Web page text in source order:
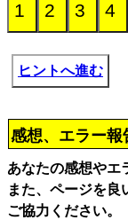
ヒントへ進む
感想、エラー報
あなたの感想やエ
また、ページを良
ご協力ください。